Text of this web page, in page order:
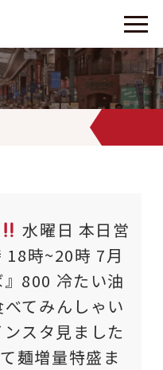
日営業時間は 11時~15時 18
水曜日 本日営
時~20時 7月
800 冷たい油
てみんしゃい
スタ見ました
麺増量特盛ま